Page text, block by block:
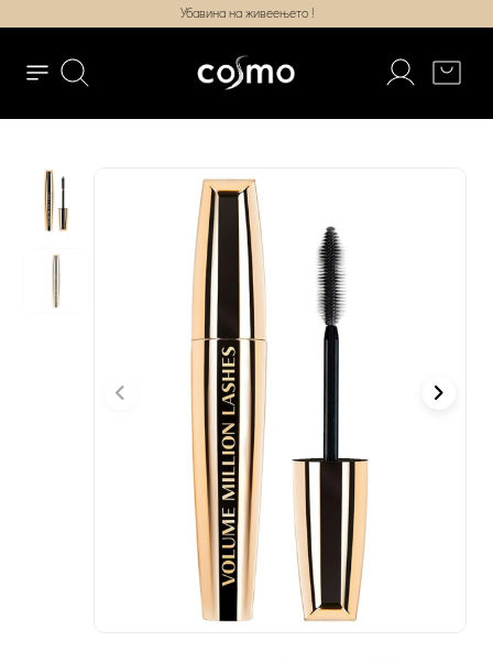
Убавина на живеењето !